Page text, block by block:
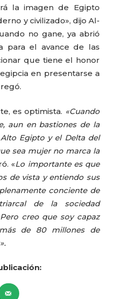
la imagen de Egipto
y civilizado», dijo Al-
no gane, ya abrió
para el avance de las
que tiene el honor
en presentarse a
es optimista. «Cuando
aun en bastiones de la
Egipto y el Delta del
sea mujer no marca la
«Lo importante es que
de vista y entiendo sus
conciente de
de la sociedad
creo que soy capaz
de 80 millones de